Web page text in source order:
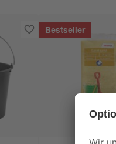
Bestseller